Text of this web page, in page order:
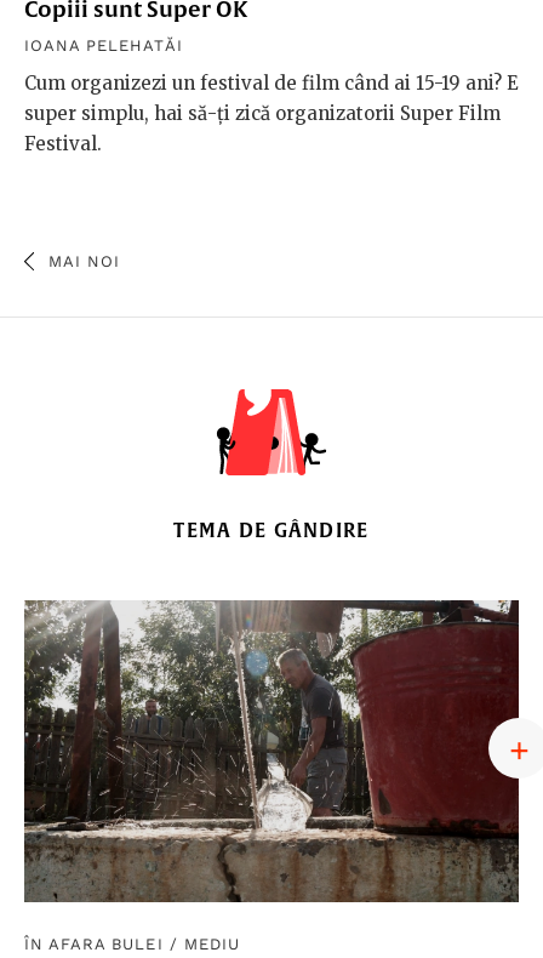
Copiii sunt Super OK
IOANA PELEHATĂI
Cum organizezi un festival de film când ai 15-19 ani? E
super simplu, hai să-ți zică organizatorii Super Film
Festival.
MAI NOI
TEMA DE GÂNDIRE
ÎN AFARA BULEI / MEDIU